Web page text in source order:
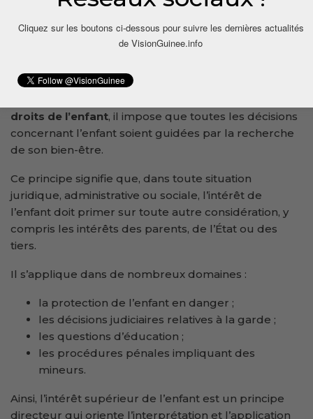
Le principe de l’intérêt supérieur de l’enfant
Consacré par l’article 12 du Code de l’enfant et
droits de l’enfant, il impose que toutes les décisions
concernant l’enfant soient guidées par la recherche
de son bien-être.
Ce principe signifie que, dans toute situation
juridique, administrative ou sociale, l’intérêt de
l’enfant doit primer sur toute autre considération, y
compris les intérêts des parents, de l’État ou des
tiers.
Il s’applique dans de nombreux domaines :
la protection de l’enfant en danger ;
les décisions judiciaires relatives à la garde ;
les questions d’éducation ;
les procédures pénales impliquant des
mineurs.
Ainsi, l’intérêt supérieur de l’enfant est un principe
directeur qui oriente l’interprétation et l’application
Cliquez sur les boutons ci-dessous pour suivre les dernières actualités
de VisionGuinee.info